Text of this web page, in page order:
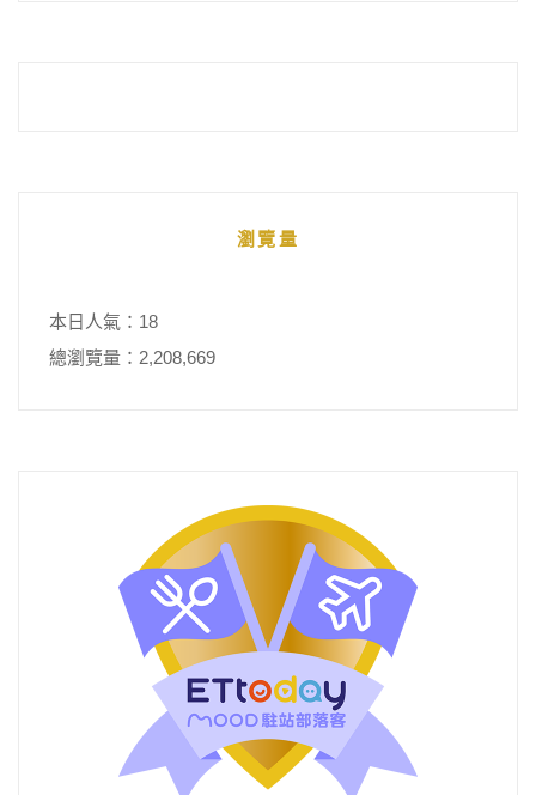
瀏覽量
本日人氣：18
總瀏覽量：2,208,669